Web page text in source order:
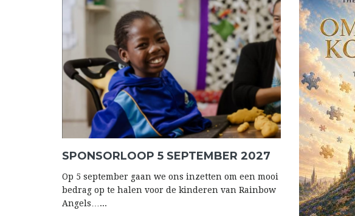
SPONSORLOOP 5 SEPTEMBER 2027
Op 5 september gaan we ons inzetten om een mooi
bedrag op te halen voor de kinderen van Rainbow
Angels…...